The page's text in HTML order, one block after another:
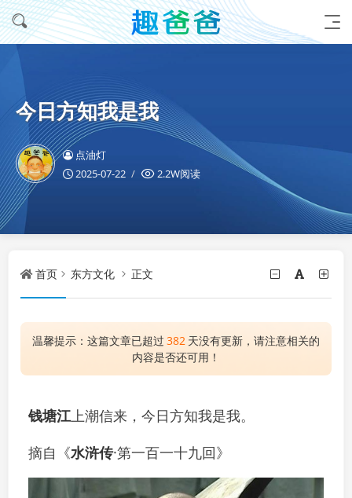
今日方知我是我
点油灯
2025-07-22
2.2W阅读
首页 东方文化 正文
温馨提示：这篇文章已超过 382 天没有更新，请注意相关的
内容是否还可用！
钱塘江上潮信来，今日方知我是我。
摘自《水浒传·第一百一十九回》